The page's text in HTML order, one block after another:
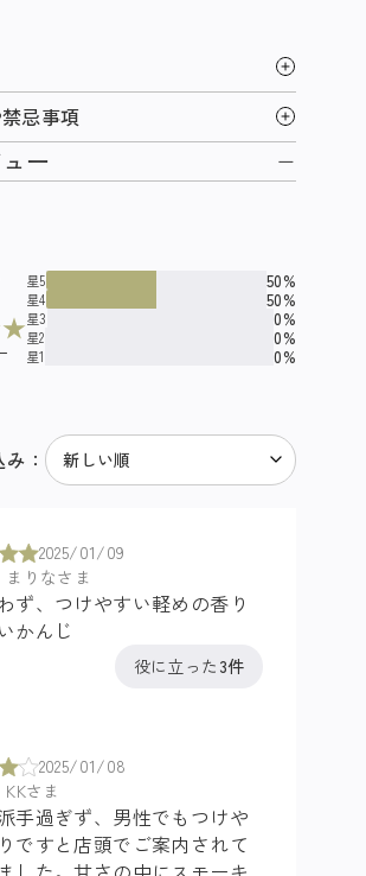
忌事項
ー
★
星5 50%
星4 50%
星3 0%
星2 0%
星1 0%
み：
2025/01/09
まりなさま
ず、つけやすい軽めの香り
かんじ
役に立った 3件
2025/01/08
さま
手過ぎず、男性でもつけや
ですと店頭でご案内されて